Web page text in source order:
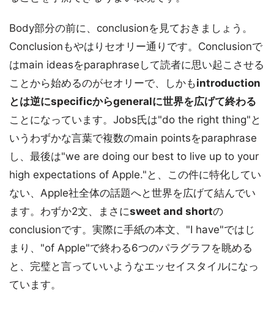
Body部分の前に、conclusionを見ておきましょう。
Conclusionもやはりセオリー通りです。Conclusionで
はmain ideasをparaphraseして読者に思い起こさせる
ことから始めるのがセオリーで、しかもintroduction
とは逆にspecificからgeneralに世界を広げて終わる
ことになっています。Jobs氏は"do the right thing"と
いうわずかな言葉で複数のmain pointsをparaphrase
し、最後は"we are doing our best to live up to your
high expectations of Apple."と、この件に特化してい
ない、Apple社全体の話題へと世界を広げて結んでい
ます。わずか2文、まさにsweet and shortの
conclusionです。実際に手紙の本文、"I have"ではじ
まり、"of Apple"で終わる6つのパラグラフを眺める
と、完璧と言っていいようなエッセイスタイルになっ
ています。